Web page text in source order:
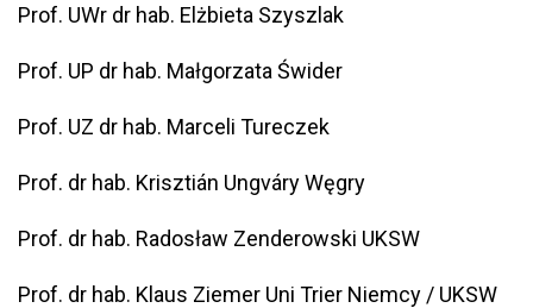
Prof. UWr dr hab. Elżbieta Szyszlak
Prof. UP dr hab. Małgorzata Świder
Prof. UZ dr hab. Marceli Tureczek
Prof. dr hab. Krisztián Ungváry Węgry
Prof. dr hab. Radosław Zenderowski UKSW
Prof. dr hab. Klaus Ziemer Uni Trier Niemcy / UKSW